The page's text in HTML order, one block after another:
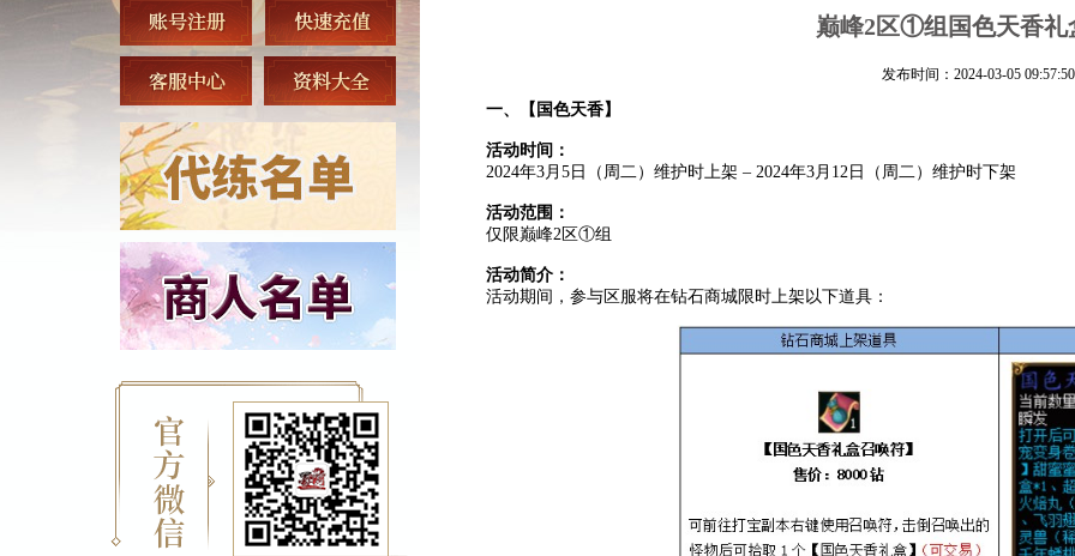
巅峰2区①组国色天香礼
发布时间：2024-03-05 09:57:50
一、 【 国色天香】
活动时间：
2024年3月5日（周二）维护时上架 – 2024年3月12日（周二）维护时下架
活动范围：
仅限巅峰2区①组
活动简介：
活动期间，参与区服将在钻石商城限时上架以下道具：